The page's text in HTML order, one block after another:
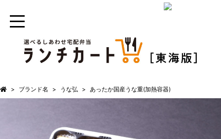
ブランド名 うな弘 あったか国産うな重(加熱容器)